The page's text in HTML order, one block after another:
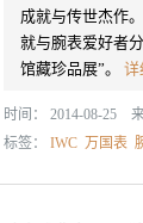
成就与传世杰作
就与腕表爱好者
馆藏珍品展”。 详
时间： 2014-08-25 来
标签： IWC 万国表